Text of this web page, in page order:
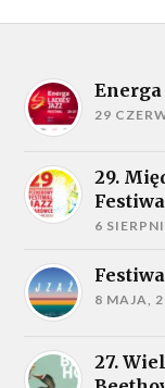
Energa
29
29.
6
8 MAJA,
27.